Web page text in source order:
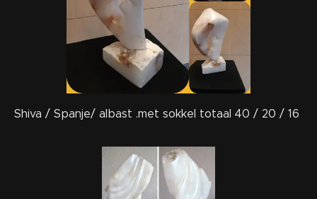
Shiva / Spanje/ albast .met sokkel totaal 40 / 20 / 16